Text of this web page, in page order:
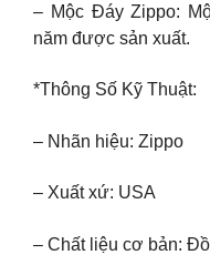
– Mộc Đáy Zippo:
năm được sản xuất.
*Thông Số Kỹ Thuật:
– Nhãn hiệu: Zippo
– Xuất xứ: USA
– Chất liệu cơ bản: